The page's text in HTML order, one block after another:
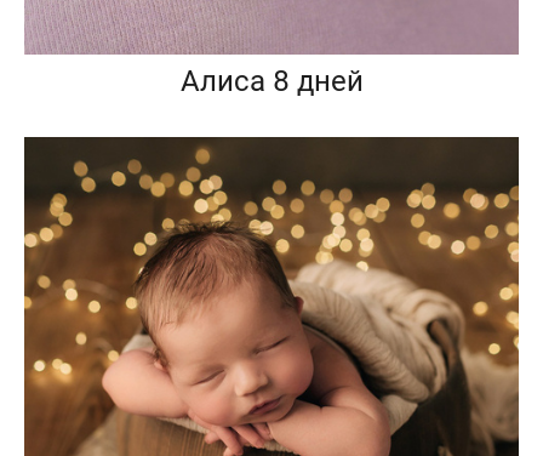
Алиса 8 дней